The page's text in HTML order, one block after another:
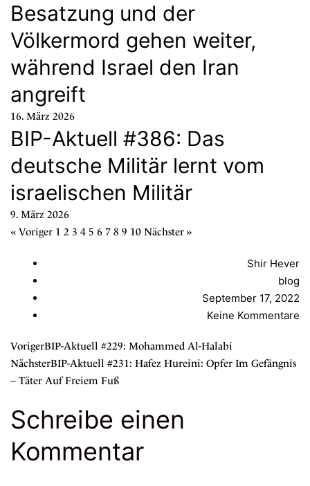
Besatzung und der
Völkermord gehen weiter,
während Israel den Iran
angreift
16. März 2026
BIP-Aktuell #386: Das
deutsche Militär lernt vom
israelischen Militär
9. März 2026
« Voriger 1 2 3 4 5 6 7 8 9 10 Nächster »
Shir Hever
blog
September 17, 2022
Keine Kommentare
VorigerBIP-Aktuell #229: Mohammed Al-Halabi
NächsterBIP-Aktuell #231: Hafez Hureini: Opfer Im Gefängnis
– Täter Auf Freiem Fuß
Schreibe einen
Kommentar